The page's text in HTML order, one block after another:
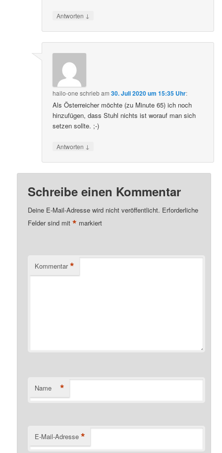
Antworten ↓
hailo-one schriebam30. Juli 2020 um 15:35 Uhr:
Als Österreicher möchte (zu Minute 65) ich noch
hinzufügen, dass Stuhl nichts ist worauf man sich
setzen sollte. ;-)
Antworten ↓
Schreibe einen Kommentar
Deine E-Mail-Adresse wird nicht veröffentlicht. Erforderliche
Felder sind mit* markiert
Kommentar *
Name *
E-Mail-Adresse *